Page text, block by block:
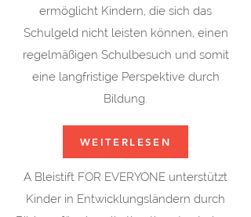
ermöglicht Kindern, die sich das
Schulgeld nicht leisten können, einen
regelmäßigen Schulbesuch und somit
eine langfristige Perspektive durch
Bildung.
WEITERLESEN
A Bleistift FOR EVERYONE unterstützt
Kinder in Entwicklungsländern durch